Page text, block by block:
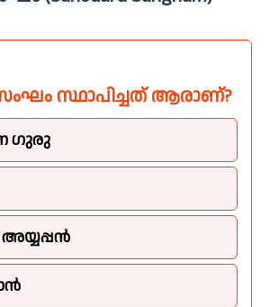
സ്ഥാപിച്ചത് ആരാണ്?
ഗുരു